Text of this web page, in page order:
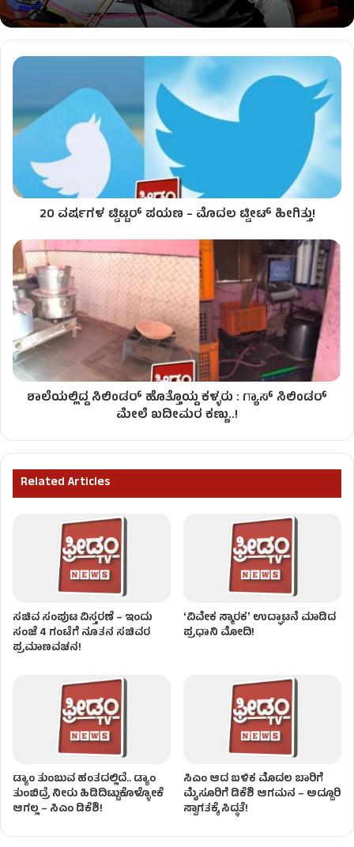
20 ವರ್ಷಗಳ ಟ್ವಿಟ್ಟರ್ ಪಯಣ – ಮೊದಲ ಟ್ವೀಟ್ ಹೀಗಿತ್ತು!
ಶಾಲೆಯಲ್ಲಿದ್ದ ಸಿಲಿಂಡರ್ ಹೊತ್ತೊಯ್ದ ಕಳ್ಳರು : ಗ್ಯಾಸ್ ಸಿಲಿಂಡರ್​​
ಮೇಲೆ ಖದೀಮರ ಕಣ್ಣು..!
Related Articles
ಸಚಿವ ಸಂಪುಟ ವಿಸ್ತರಣೆ – ಇಂದು
ಸಂಜೆ 4 ಗಂಟೆಗೆ ನೂತನ ಸಚಿವರ
ಪ್ರಮಾಣವಚನ!
ʻವಿವೇಕ ಸ್ಮಾರಕʼ ಉದ್ಘಾಟನೆ ಮಾಡಿದ
ಪ್ರಧಾನಿ ಮೋದಿ!
ಡ್ಯಾಂ ತುಂಬುವ ಹಂತದಲ್ಲಿದೆ.. ಡ್ಯಾಂ
ತುಂಬಿದ್ರೆ ನೀರು ಹಿಡಿದಿಟ್ಟುಕೊಳ್ಳೋಕೆ
ಆಗಲ್ಲ – ಸಿಎಂ ಡಿಕೆಶಿ!
ಸಿಎಂ ಆದ ಬಳಿಕ ಮೊದಲ ಬಾರಿಗೆ
ಮೈಸೂರಿಗೆ ಡಿಕೆಶಿ ಆಗಮನ – ಅದ್ದೂರಿ
ಸ್ವಾಗತಕ್ಕೆ ಸಿದ್ಧತೆ!